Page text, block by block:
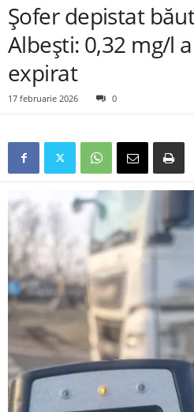
Șofer depistat
Albești: 0,32 mg/l
expirat
17 februarie 2026 0